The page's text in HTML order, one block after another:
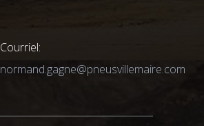
Courriel:
normand.gagne@pneusvillemaire.com